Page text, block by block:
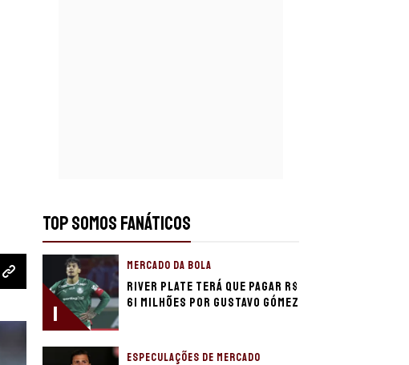
TOP SOMOS FANÁTICOS
1
MERCADO DA BOLA
River Plate terá que pagar R$
61 milhões por Gustavo Gómez
ESPECULAÇÕES DE MERCADO